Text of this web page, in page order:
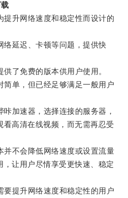
升网络速度和稳定性而设计的
延迟、卡顿等问题，提供快
了免费的版本供用户使用。
单，但已经足够满足一般用户
加速器，选择连接的服务器，
看高清在线视频，而无需再忍受
不会降低网络速度或设置流量
，让用户尽情享受更快速、稳定
提升网络速度和稳定性的用户